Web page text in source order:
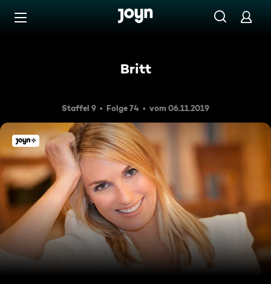
Zum Inhalt springen
Britt
Staffel 9 Folge 74 vom 06.11.2019